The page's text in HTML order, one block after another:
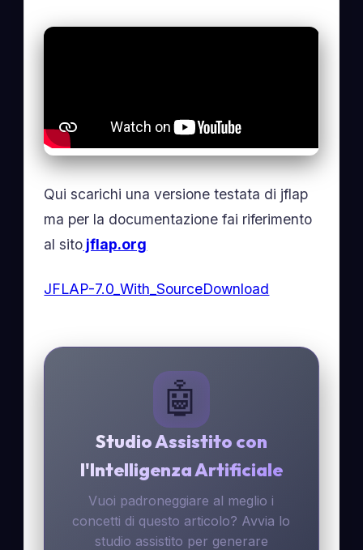
Qui scarichi una versione testata di jflap
ma per la documentazione fai riferimento
al sito jflap.org
JFLAP-7.0_With_SourceDownload
🤖
Studio Assistito con
l'Intelligenza Artificiale
Vuoi padroneggiare al meglio i
concetti di questo articolo? Avvia lo
studio assistito per generare